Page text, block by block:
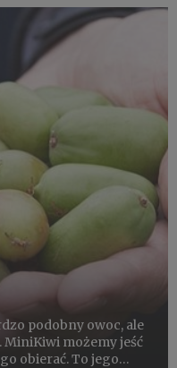
W spotkaniu
podobny owoc, ale
MiniKiwi możemy jeść
obierać. To jego